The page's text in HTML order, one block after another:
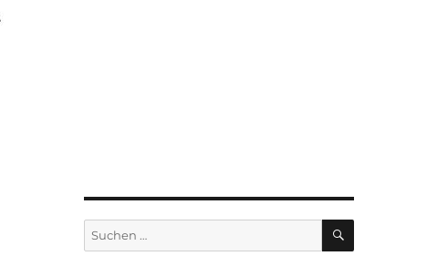
Suchen
nach:
SUCHEN